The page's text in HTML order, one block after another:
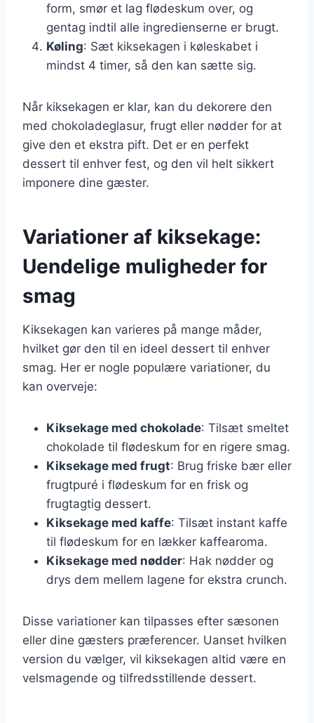
form, smør et lag flødeskum over, og
gentag indtil alle ingredienserne er brugt.
Køling: Sæt kiksekagen i køleskabet i
mindst 4 timer, så den kan sætte sig.
Når kiksekagen er klar, kan du dekorere den
med chokoladeglasur, frugt eller nødder for at
give den et ekstra pift. Det er en perfekt
dessert til enhver fest, og den vil helt sikkert
imponere dine gæster.
Variationer af kiksekage:
Uendelige muligheder for
smag
Kiksekagen kan varieres på mange måder,
hvilket gør den til en ideel dessert til enhver
smag. Her er nogle populære variationer, du
kan overveje:
Kiksekage med chokolade: Tilsæt smeltet
chokolade til flødeskum for en rigere smag.
Kiksekage med frugt: Brug friske bær eller
frugtpuré i flødeskum for en frisk og
frugtagtig dessert.
Kiksekage med kaffe: Tilsæt instant kaffe
til flødeskum for en lækker kaffearoma.
Kiksekage med nødder: Hak nødder og
drys dem mellem lagene for ekstra crunch.
Disse variationer kan tilpasses efter sæsonen
eller dine gæsters præferencer. Uanset hvilken
version du vælger, vil kiksekagen altid være en
velsmagende og tilfredsstillende dessert.